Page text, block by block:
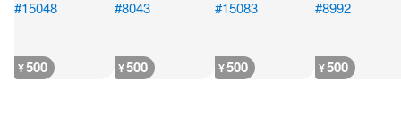
¥500 ¥500 ¥500 ¥500